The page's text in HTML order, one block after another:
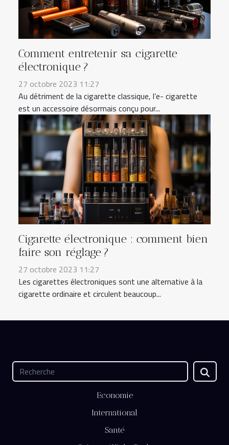
Comment entretenir sa cigarette
électronique ?
27 octobre 2023 11:27
Au détriment de la cigarette classique, l’e- cigarette
est un accessoire désormais conçu pour...
Cigarette électronique : comment bien
faire son réglage ?
27 octobre 2023 11:27
Les cigarettes électroniques sont une alternative à la
cigarette ordinaire et circulent beaucoup...
Economie
International
Santé